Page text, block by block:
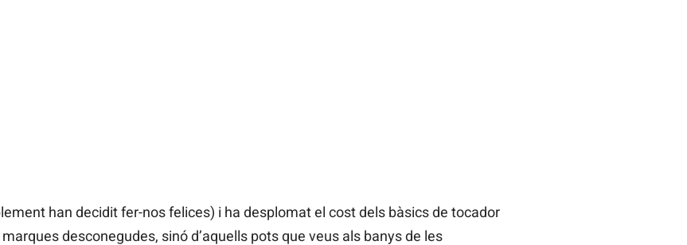
han decidit fer-nos felices) i ha desplomat el cost dels bàsics de tocador
desconegudes, sinó d’aquells pots que veus als banys de les